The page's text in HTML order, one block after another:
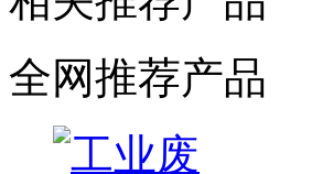
全网推荐产品